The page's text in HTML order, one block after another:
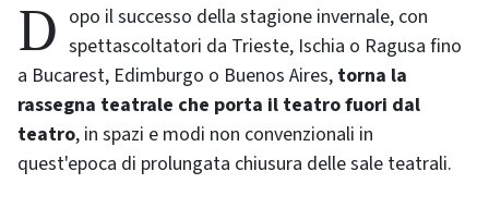
Dopo il successo della stagione invernale, con spettascoltatori da Trieste, Ischia o Ragusa fino
a Bucarest, Edimburgo o Buenos Aires, torna la
rassegna teatrale che porta il teatro fuori dal
teatro, in spazi e modi non convenzionali in
quest'epoca di prolungata chiusura delle sale teatrali.